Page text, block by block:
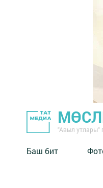
"Авыл утлары"
Баш бит